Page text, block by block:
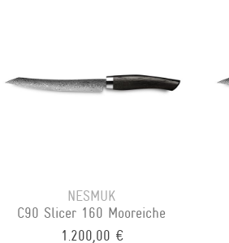
NESMUK
C90 Slicer 160 Mooreiche
1.200,00 €